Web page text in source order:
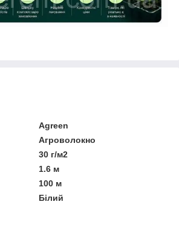
Agreen
Агроволокно
30 г/м2
1.6 м
100 м
Білий